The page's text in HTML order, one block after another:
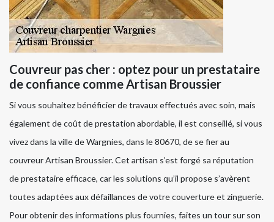
Couvreur pas cher : optez pour un prestataire
de confiance comme Artisan Broussier
Si vous souhaitez bénéficier de travaux effectués avec soin, mais
également de coût de prestation abordable, il est conseillé, si vous
vivez dans la ville de Wargnies, dans le 80670, de se fier au
couvreur Artisan Broussier. Cet artisan s’est forgé sa réputation
de prestataire efficace, car les solutions qu’il propose s’avèrent
toutes adaptées aux défaillances de votre couverture et zinguerie.
Pour obtenir des informations plus fournies, faites un tour sur son